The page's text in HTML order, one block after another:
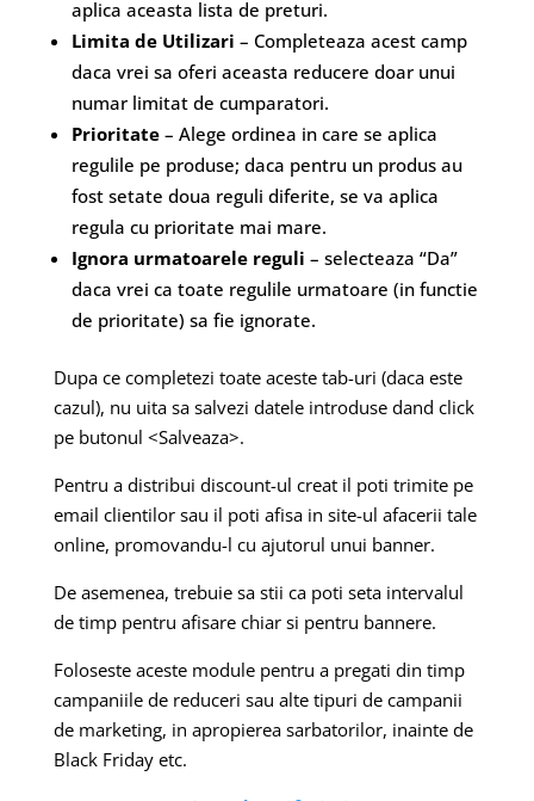
aplica aceasta lista de preturi.
Limita de Utilizari – Completeaza acest camp
daca vrei sa oferi aceasta reducere doar unui
numar limitat de cumparatori.
Prioritate– Alege ordinea in care se aplica
regulile pe produse; daca pentru un produs au
fost setate doua reguli diferite, se va aplica
regula cu prioritate mai mare.
Ignora urmatoarele reguli – selecteaza “Da”
daca vrei ca toate regulile urmatoare (in functie
de prioritate) sa fie ignorate.
Dupa ce completezi toate aceste tab-uri (daca este
cazul), nu uita sa salvezi datele introduse dand click
pe butonul <Salveaza>.
Pentru a distribui discount-ul creat il poti trimite pe
email clientilor sau il poti afisa in site-ul afacerii tale
online, promovandu-l cu ajutorul unui banner.
De asemenea, trebuie sa stii ca poti seta intervalul
de timp pentru afisare chiar si pentru bannere.
Foloseste aceste module pentru a pregati din timp
campaniile de reduceri sau alte tipuri de campanii
de marketing, in apropierea sarbatorilor, inainte de
Black Friday etc.